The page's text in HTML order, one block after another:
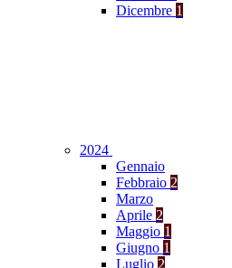
Dicembre 1
2024
Gennaio
Febbraio 2
Marzo
Aprile 2
Maggio 1
Giugno 1
Luglio 2